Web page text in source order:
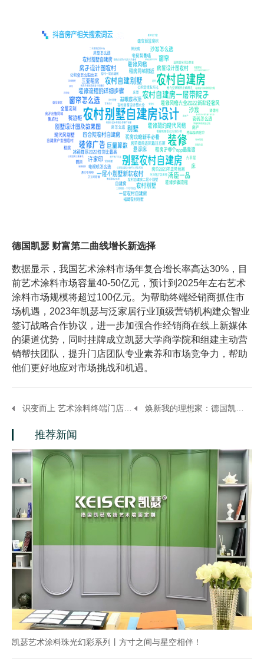
德国凯瑟 财富第二曲线增长新选择
数据显示，我国艺术涂料市场年复合增长率高达30%，目
前艺术涂料市场容量40-50亿元，预计到2025年左右艺术
涂料市场规模将超过100亿元。为帮助终端经销商抓住市
场机遇，2023年凯瑟与泛家居行业顶级营销机构建众智业
签订战略合作协议，进一步加强合作经销商在线上新媒体
的渠道优势，同时挂牌成立凯瑟大学商学院和组建主动营
销帮扶团队，提升门店团队专业素养和市场竞争力，帮助
他们更好地应对市场挑战和机遇。
推荐新闻
凯瑟艺术涂料珠光幻彩系列丨方寸之间与星空相伴！